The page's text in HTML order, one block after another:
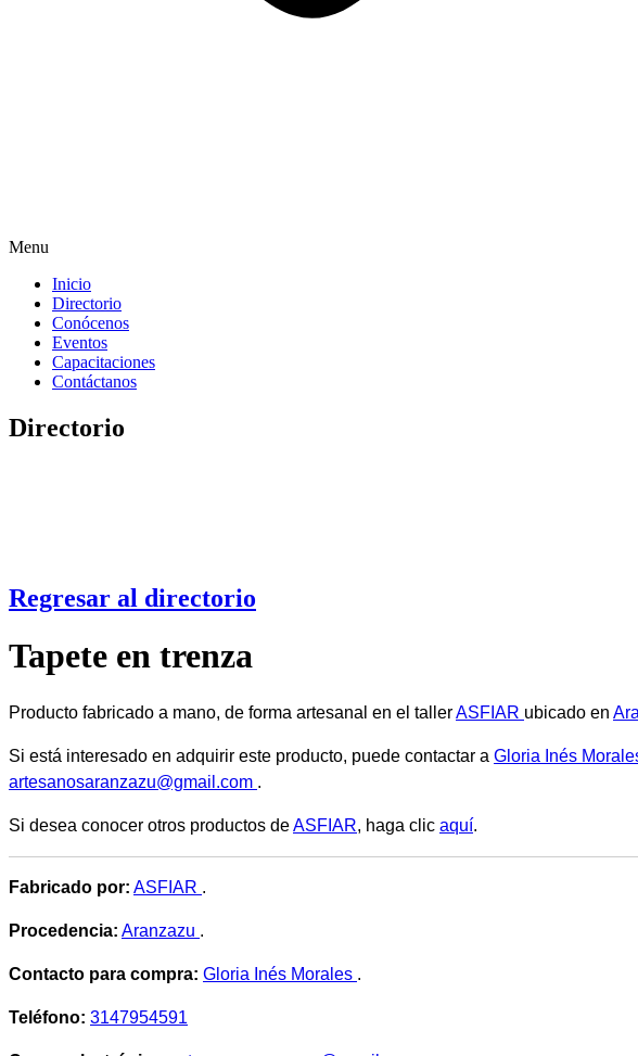
Menu
Inicio
Directorio
Conócenos
Eventos
Capacitaciones
Contáctanos
Directorio
Regresar al directorio
Tapete en trenza
Producto fabricado a mano, de forma artesanal en el tallerASFIAR ubicado en
Si está interesado en adquirir este producto, puede contactar a Gloria Inés
artesanosaranzazu@gmail.com .
Si desea conocer otros productos deASFIAR, haga clic aquí.
Fabricado por: ASFIAR .
Procedencia: Aranzazu .
Contacto para compra: Gloria Inés Morales .
Teléfono: 3147954591